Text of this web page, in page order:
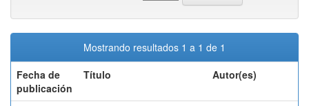
Mostrando resultados 1 a 1 de 1
Fecha de
publicación
Título Autor(es)